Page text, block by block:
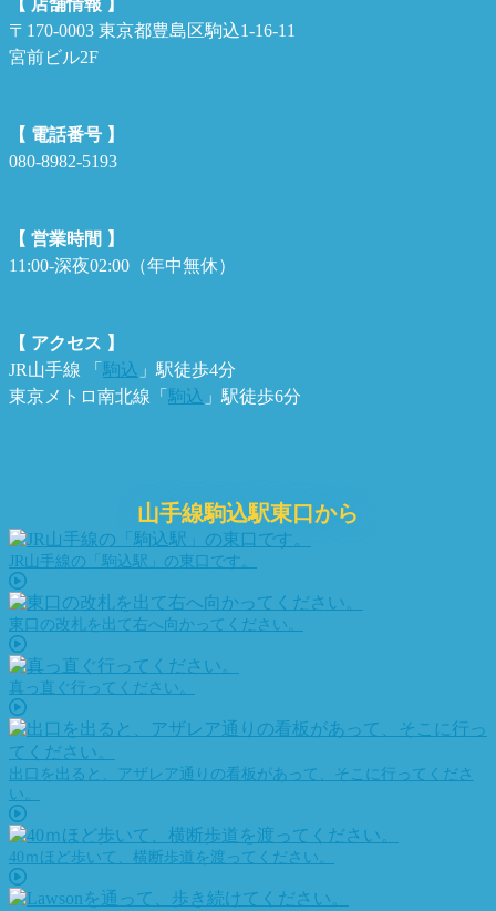
【 店舗情報 】
〒170-0003 東京都豊島区駒込1-16-11
宮前ビル2F
【 電話番号 】
080-8982-5193
【 営業時間 】
11:00-深夜02:00（年中無休）
【 アクセス 】
JR山手線 「 駒込 」駅徒歩4分
東京メトロ南北線「 駒込 」駅徒歩6分
山手線駒込駅東口から
JR山手線の「駒込駅」の東口です。
東口の改札を出て右へ向かってください。
真っ直ぐ行ってください。
出口を出ると、アザレア通りの看板があって、そこに行ってくださ
い。
40ｍほど歩いて、横断歩道を渡ってください。